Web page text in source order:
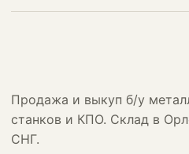
Продажа и выкуп б/у
станков и КПО. Склад в
СНГ.